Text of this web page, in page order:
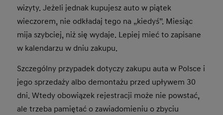
wizyty. Jeżeli jednak kupujesz auto w piątek
wieczorem, nie odkładaj tego na „kiedyś”. Miesiąc
mija szybciej, niż się wydaje. Lepiej mieć to zapisane
w kalendarzu w dniu zakupu.
Szczególny przypadek dotyczy zakupu auta w Polsce i
jego sprzedaży albo demontażu przed upływem 30
dni. Wtedy obowiązek rejestracji może nie powstać,
ale trzeba pamiętać o zawiadomieniu o zbyciu